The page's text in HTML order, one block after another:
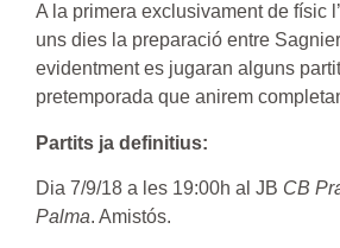
A la primera exclusivament de físic
uns dies la preparació entre
evidentment es jugaran alguns
pretemporada que anirem
Partits ja definitius:
Dia 7/9/18 a les 19:00h al JB CB
Palma. Amistós.